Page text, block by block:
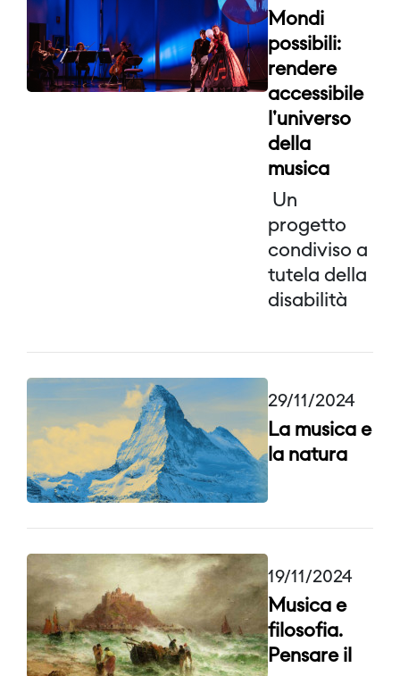
Mondi
possibili:
rendere
accessibile
l'universo
della
musica
Un
progetto
condiviso a
tutela della
disabilità
29/11/2024
La musica e
la natura
19/11/2024
Musica e
filosofia.
Pensare il